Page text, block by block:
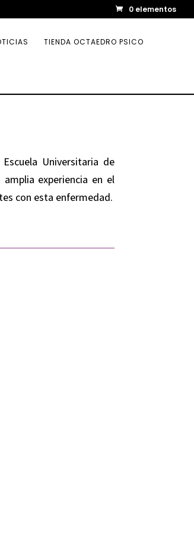
0 elementos
TIENDA OCTAEDRO PSICO
Universitaria de
experiencia en el
con esta enfermedad.